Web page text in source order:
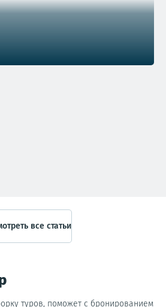
туриста
все статьи
туров, поможет с бронированием